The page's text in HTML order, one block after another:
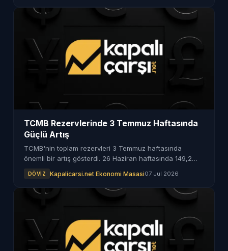
TCMB Rezervlerinde 3 Temmuz Haftasında
Güçlü Artış
TCMB'nin toplam rezervleri 3 Temmuz haftasında
önemli bir artış gösterdi. 26 Haziran haftasında 149,2
DÖVIZ Kapalicarsi.net Ekonomi Masasi07 Jul 2026